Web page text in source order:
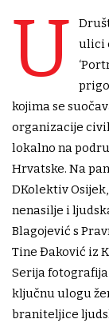
U
ulici
kojima se
organizacije
lokalno na
Hrvatske. Na
DKolektiv
nenasilje i
Blagojević s
Tine Đaković iz
Serija fotografija
ključnu ulogu
braniteljice